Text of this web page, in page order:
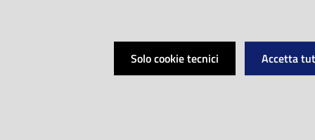
campo una realtà
ormai fra le più
Solo cookie tecnici Accetta